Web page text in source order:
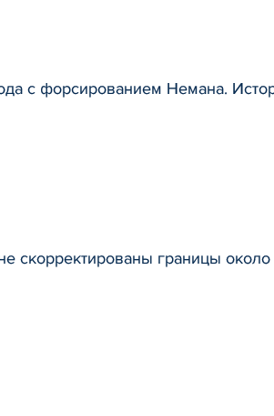
с форсированием Немана.
скорректированы границы